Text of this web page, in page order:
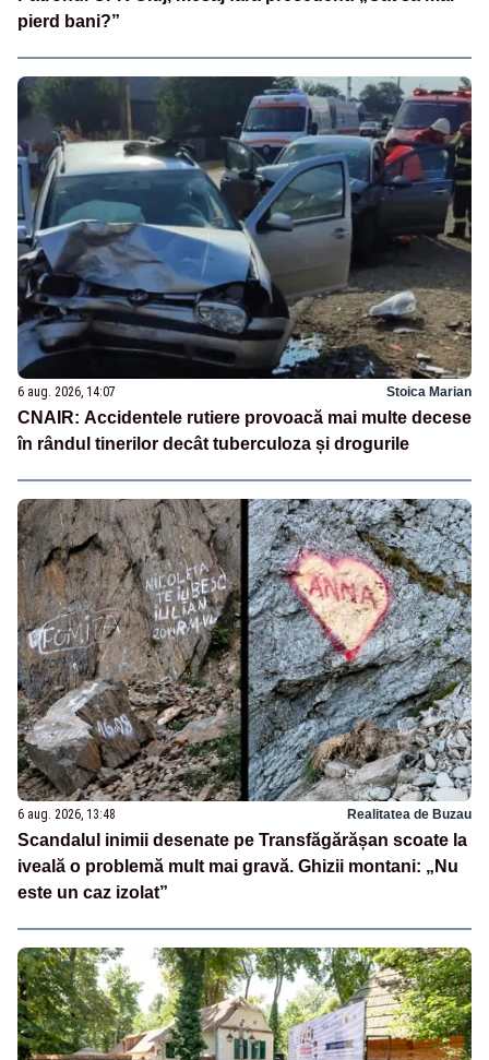
pierd bani?”
6 aug. 2026, 14:07 Stoica Marian
CNAIR: Accidentele rutiere provoacă mai multe decese
în rândul tinerilor decât tuberculoza și drogurile
6 aug. 2026, 13:48 Realitatea de Buzau
Scandalul inimii desenate pe Transfăgărășan scoate la
iveală o problemă mult mai gravă. Ghizii montani: „Nu
este un caz izolat”